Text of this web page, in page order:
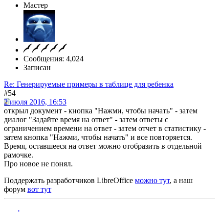
Мастер
Сообщения: 4,024
Записан
Re: Генерируемые примеры в таблице для ребенка
#54
2 июля 2016, 16:53
открыл документ - кнопка "Нажми, чтобы начать" - затем
диалог "Задайте время на ответ" - затем ответы с
ограничением времени на ответ - затем отчет в статистику -
затем кнопка "Нажми, чтобы начать" и все повторяется.
Время, оставшееся на ответ можно отобразить в отдельной
рамочке.
Про новое не понял.
Поддержать разработчиков LibreOffice можно тут, а наш
форум вот тут